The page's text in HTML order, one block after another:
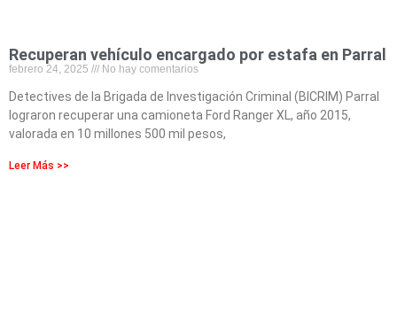
Recuperan vehículo encargado por estafa en Parral
febrero 24, 2025 No hay comentarios
Detectives de la Brigada de Investigación Criminal (BICRIM) Parral
lograron recuperar una camioneta Ford Ranger XL, año 2015,
valorada en 10 millones 500 mil pesos,
Leer Más >>